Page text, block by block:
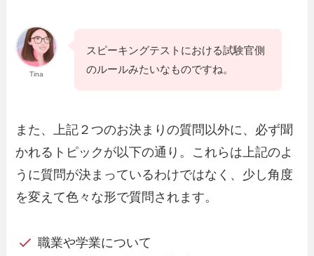
Tina
スピーキングテストにおける試験官側
のルールみたいなものですね。
また、上記２つのお決まりの質問以外に、必ず聞
かれるトピックが以下の通り。これらは上記のよ
うに質問が決まっているわけではなく、少し角度
を変えて色々な形で質問されます。
職業や学業について